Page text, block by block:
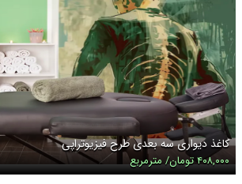
کاغذ دیواری سه بعدی طرح فیزیوتراپی
۴۰۸,۰۰۰ تومان/ مترمربع